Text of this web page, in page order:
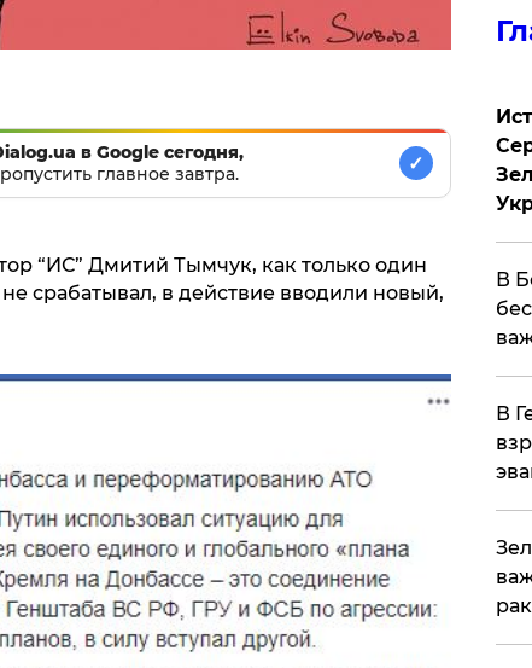
в Google сегодня,
главное завтра.
✓
“ИС” Дмитий Тымчук, как только один
срабатывал, в действие вводили новый,
В
В